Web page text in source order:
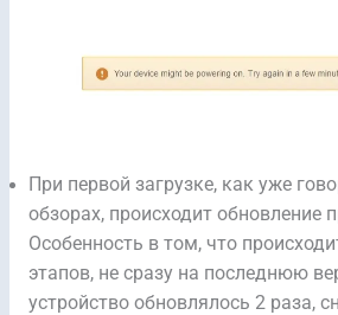
При первой загрузке, как уже
обзорах, происходит обновление
Особенность в том, что
этапов, не сразу на последнюю
устройство обновлялось 2 раза,